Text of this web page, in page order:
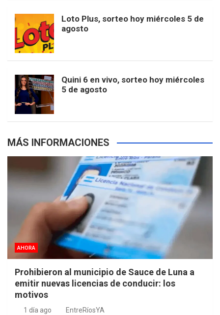
k
e
r
b
Loto Plus, sorteo hoy miércoles 5 de
agosto
Quini 6 en vivo, sorteo hoy miércoles
5 de agosto
MÁS INFORMACIONES
AHORA
Prohibieron al municipio de Sauce de Luna a
emitir nuevas licencias de conducir: los
motivos
1 día ago EntreRíosYA